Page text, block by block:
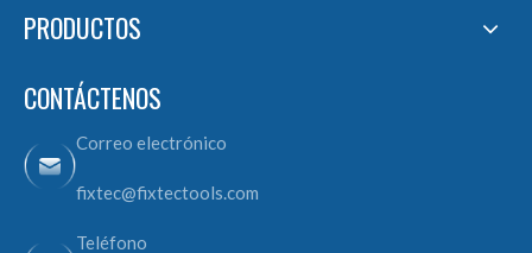
PRODUCTOS
CONTÁCTENOS
Correo electrónico
fixtec@fixtectools.com
Teléfono